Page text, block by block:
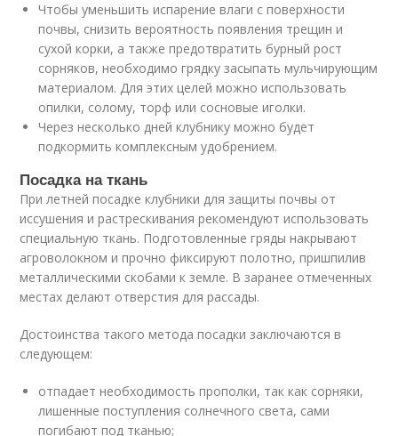
Чтобы уменьшить испарение влаги с поверхности
почвы, снизить вероятность появления трещин и
сухой корки, а также предотвратить бурный рост
сорняков, необходимо грядку засыпать мульчирующим
материалом. Для этих целей можно использовать
опилки, солому, торф или сосновые иголки.
Через несколько дней клубнику можно будет
подкормить комплексным удобрением.
Посадка на ткань
При летней посадке клубники для защиты почвы от
иссушения и растрескивания рекомендуют использовать
специальную ткань. Подготовленные гряды накрывают
агроволокном и прочно фиксируют полотно, пришпилив
металлическими скобами к земле. В заранее отмеченных
местах делают отверстия для рассады.
Достоинства такого метода посадки заключаются в
следующем:
отпадает необходимость прополки, так как сорняки,
лишенные поступления солнечного света, сами
погибают под тканью;